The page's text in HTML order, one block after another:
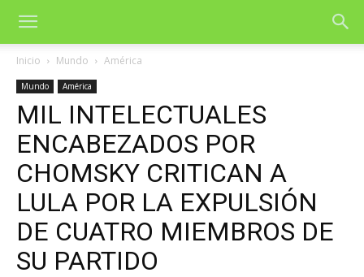
Inicio Mundo América
Mundo América
MIL INTELECTUALES
ENCABEZADOS POR
CHOMSKY CRITICAN A
LULA POR LA EXPULSIÓN
DE CUATRO MIEMBROS DE
SU PARTIDO